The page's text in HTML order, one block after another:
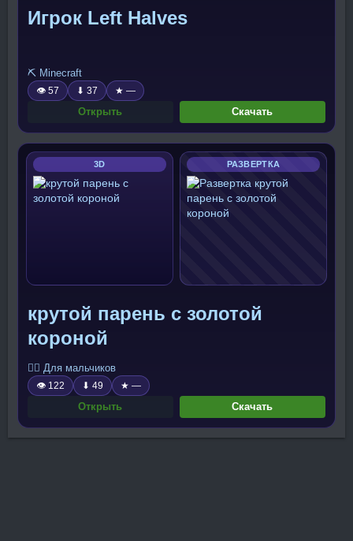
Игрок Left Halves
⛏️ Minecraft
👁 57 ⬇ 37 ★ —
Открыть Скачать
3D РАЗВЕРТКА
крутой парень с золотой
короной
🧍‍♂️ Для мальчиков
👁 122 ⬇ 49 ★ —
Открыть Скачать